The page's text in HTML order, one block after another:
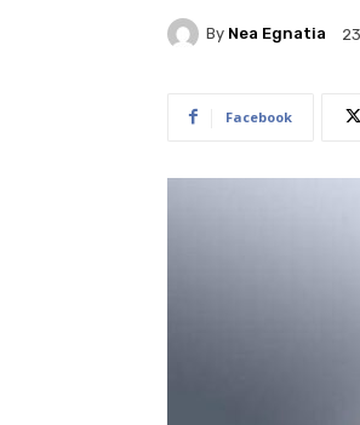
By Nea Egnatia
Facebook